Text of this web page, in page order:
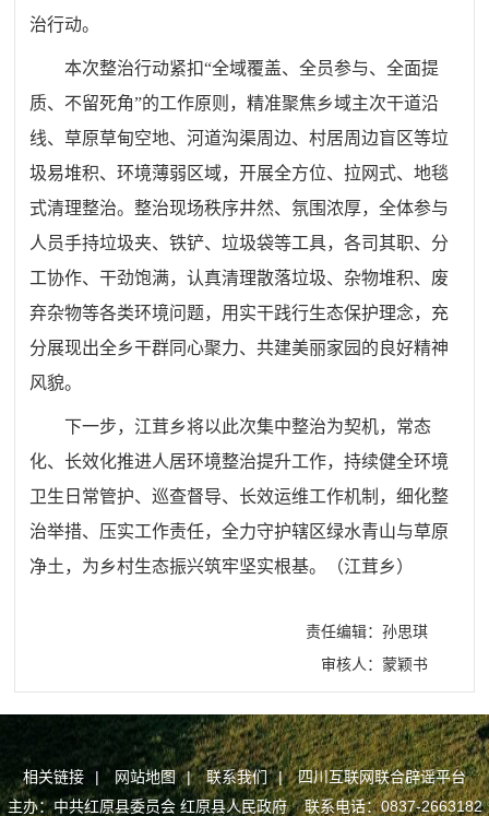
治行动。
本次整治行动紧扣“全域覆盖、全员参与、全面提
质、不留死角”的工作原则，精准聚焦乡域主次干道沿
线、草原草甸空地、河道沟渠周边、村居周边盲区等垃
圾易堆积、环境薄弱区域，开展全方位、拉网式、地毯
式清理整治。整治现场秩序井然、氛围浓厚，全体参与
人员手持垃圾夹、铁铲、垃圾袋等工具，各司其职、分
工协作、干劲饱满，认真清理散落垃圾、杂物堆积、废
弃杂物等各类环境问题，用实干践行生态保护理念，充
分展现出全乡干群同心聚力、共建美丽家园的良好精神
风貌。
下一步，江茸乡将以此次集中整治为契机，常态
化、长效化推进人居环境整治提升工作，持续健全环境
卫生日常管护、巡查督导、长效运维工作机制，细化整
治举措、压实工作责任，全力守护辖区绿水青山与草原
净土，为乡村生态振兴筑牢坚实根基。（江茸乡）
责任编辑：孙思琪
审核人：蒙颖书
相关链接 | 网站地图 | 联系我们 |
四川互联网联合辟谣平台
主办：中共红原县委员会 红原县人民政府 联系电话：0837-2663182